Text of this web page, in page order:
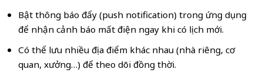
Bật thông báo đẩy (push notification) trong ứng dụng
để nhận cảnh báo mất điện ngay khi có lịch mới.
Có thể lưu nhiều địa điểm khác nhau (nhà riêng, cơ
quan, xưởng…) để theo dõi đồng thời.